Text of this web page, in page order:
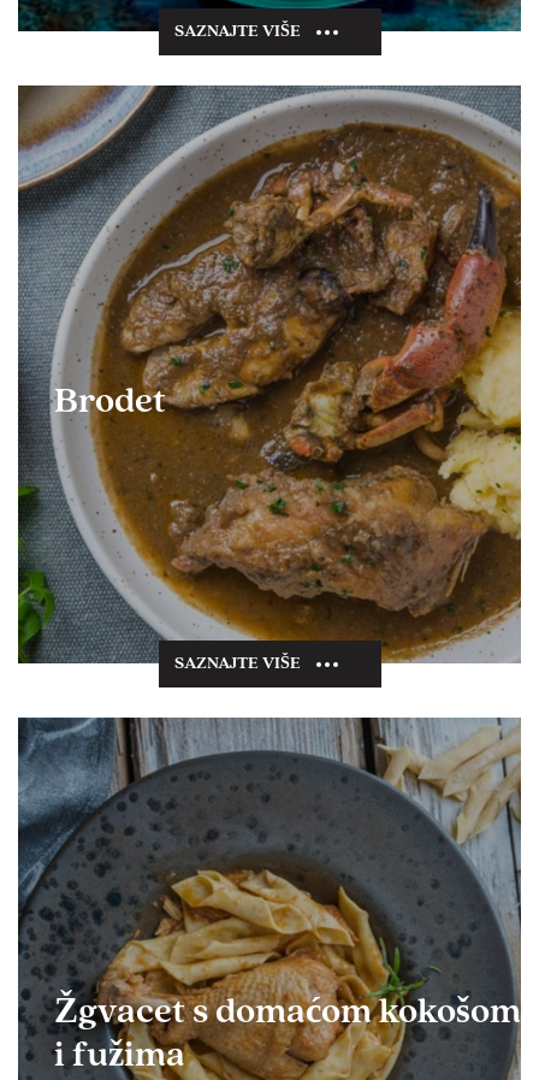
SAZNAJTE VIŠE
Brodet
SAZNAJTE VIŠE
Žgvacet s domaćom kokošom
i fužima